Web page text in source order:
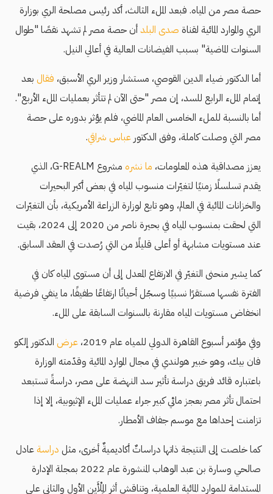
حصة مصر من المياه. فبعد الملء الثالث، أكد رئيس مصلحة الري بوزارة
الري والموارد المائية لقناة صدى البلدأن حصة مصر لم تشهد نقصًا "طوال
السنوات الماضية" بسبب الفيضانات العالية في أعالي النيل.
أما الدكتور ضياء الدين القوصي، مستشار وزير الري الأسبق، فقال بعد
إتمام الملء الرابع للسد، إن مصر "حتى الآن لم تتأثر بعمليات الملء الأربع".
أما بالنسبة للملء الخامس العام الماضي، فلم يؤثر بدوره على حصة
مصر التي وصلت كاملة، وفق الدكتور عباس شراقي.
يعزز مصداقية هذه المعلومات، ما نشره
مشروع G-REALM، الذي
يقدم تسلسلًا زمنيًا لتغيّرات منسوب المياه في بعض أكبر البحيرات
والخزانات المائية في العالم، وهو تابع لوزارة الزراعة الأمريكية، بأن التغيّرات
التي لحقت بمنسوب المياه في بحيرة ناصر من 2020 إلى 2024، بقيت
عند مستويات مشابهة أو أعلى قليلًا من التي رُصدت في العقد السابق.
كما يشير منحنى التغيّر في الارتفاع المعدل إلى أن مستوى المياه كان في
الفترة نفسها مستقرًا نسبيًا وسجّل أحيانًا ارتفاعًا طفيفًا، ما ينفي فرضية
انخفاض مستويات المياه مقارنة بالسنوات السابقة على الملء.
وفي مؤتمر أسبوع القاهرة الدولي للمياه عام 2019،
عرض الدكتور إلكو
فان بيك، وهو خبير هولندي في مجال الموارد المائية وقدّمته الوزارة
باعتباره قائد فريق دراسة تأثير سد النهضة على مصر، دراسةً تستبعد
احتمال تأثر مصر بعجز مائي كبير جراء عمليات الملء الإثيوبية، إلا إذا
تزامنت إحداها مع موسم جفاف الأمطار.
كما خلصت إلى النتيجة ذاتها دراساتٌ أكاديميةٌ أخرى، مثل دراسة عادل
صالحي وسارة بن عبد الوهاب المنشورة عام 2022 بمجلة الإدارة
المستدامة للموارد المائية العلمية، وتناقش أثر المِلْأَين الأول والثاني على